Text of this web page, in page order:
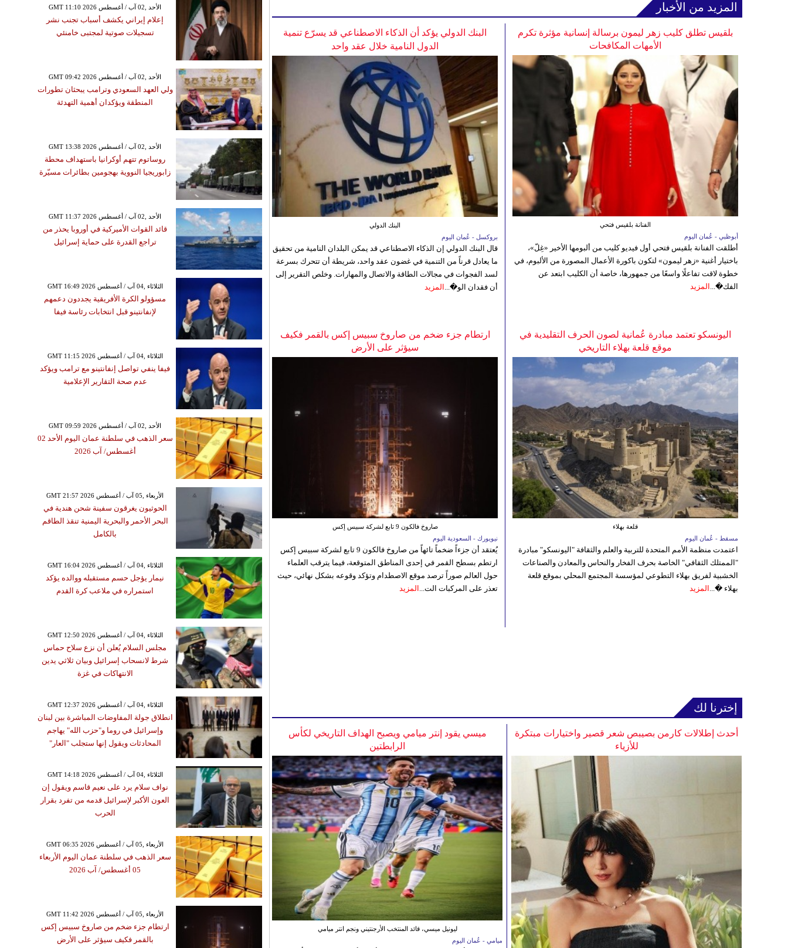
المزيد من الأخبار
البنك الدولي يؤكد أن الذكاء الاصطناعي قد يسرّع تنمية
الدول النامية خلال عقد واحد
البنك الدولي
بروكسل - عُمان اليوم
قال البنك الدولي إن الذكاء الاصطناعي قد يمكن البلدان النامية من تحقيق
ما يعادل قرناً من التنمية في غضون عقد واحد، شريطة أن تتحرك بسرعة
لسد الفجوات في مجالات الطاقة والاتصال والمهارات. وخلص التقرير إلى
أن فقدان الو�... المزيد
بلقيس تطلق كليب زهر ليمون برسالة إنسانية مؤثرة تكرم
الأمهات المكافحات
الفنانة بلقيس فتحي
أبوظبي - عُمان اليوم
أطلقت الفنانة بلقيس فتحي أول فيديو كليب من ألبومها الأخير «غِلّ»،
باختيار أغنية «زهر ليمون» لتكون باكورة الأعمال المصورة من الألبوم، في
خطوة لاقت تفاعلًا واسعًا من جمهورها، خاصة أن الكليب ابتعد عن
الفك�... المزيد
ارتطام جزء ضخم من صاروخ سبيس إكس بالقمر فكيف
سيؤثر على الأرض
صاروخ فالكون 9 تابع لشركة سبيس إكس
نيويورك - السعودية اليوم
يُعتقد أن جزءاً ضخماً تائهاً من صاروخ فالكون 9 تابع لشركة سبيس إكس
ارتطم بسطح القمر في إحدى المناطق المتوقعة، فيما يترقب العلماء
حول العالم صوراً ترصد موقع الاصطدام وتؤكد وقوعه بشكل نهائي، حيث
تعذر على المركبات الت... المزيد
اليونسكو تعتمد مبادرة عُمانية لصون الحرف التقليدية في
موقع قلعة بهلاء التاريخي
قلعة بهلاء
مسقط - عُمان اليوم
اعتمدت منظمة الأمم المتحدة للتربية والعلم والثقافة "اليونسكو" مبادرة
"الممتلك الثقافي" الخاصة بحرف الفخار والنحاس والمعادن والصناعات
الخشبية لفريق بهلاء التطوعي لمؤسسة المجتمع المحلي بموقع قلعة
بهلاء �... المزيد
إخترنا لك
ميسي يقود إنتر ميامي ويصبح الهداف التاريخي لكأس
الرابطتين
ليونيل ميسي، قائد المنتخب الأرجنتيني ونجم انتر ميامي
ميامي - عُمان اليوم
أحدث إطلالات كارمن بصيبص شعر قصير واختيارات مبتكرة
للأزياء
GMT 11:10 2026 الأحد ,02 آب / أغسطس
إعلام إيراني يكشف أسباب تجنب نشر
تسجيلات صوتية لمجتبى خامنئي
GMT 09:42 2026 الأحد ,02 آب / أغسطس
ولي العهد السعودي وترامب يبحثان تطورات
المنطقة ويؤكدان أهمية التهدئة
GMT 13:38 2026 الأحد ,02 آب / أغسطس
روساتوم تتهم أوكرانيا باستهداف محطة
زابوريجيا النووية بهجومين بطائرات مسيّرة
GMT 11:37 2026 الأحد ,02 آب / أغسطس
قائد القوات الأميركية في أوروبا يحذر من
تراجع القدرة على حماية إسرائيل
GMT 16:49 2026 الثلاثاء ,04 آب / أغسطس
مسؤولو الكرة الأفريقية يجددون دعمهم
لإنفانتينو قبل انتخابات رئاسة فيفا
GMT 11:15 2026 الثلاثاء ,04 آب / أغسطس
فيفا ينفي تواصل إنفانتينو مع ترامب ويؤكد
عدم صحة التقارير الإعلامية
GMT 09:59 2026 الأحد ,02 آب / أغسطس
سعر الذهب في سلطنة عمان اليوم الأحد 02
أغسطس/ آب 2026
GMT 21:57 2026 الأربعاء ,05 آب / أغسطس
الحوثيون يغرقون سفينة شحن هندية في
البحر الأحمر والبحرية اليمنية تنقذ الطاقم
بالكامل
GMT 16:04 2026 الثلاثاء ,04 آب / أغسطس
نيمار يؤجل حسم مستقبله ووالده يؤكد
استمراره في ملاعب كرة القدم
GMT 12:50 2026 الثلاثاء ,04 آب / أغسطس
مجلس السلام يُعلن أن نزع سلاح حماس
شرط لانسحاب إسرائيل وبيان ثلاثي يدين
الانتهاكات في غزة
GMT 12:37 2026 الثلاثاء ,04 آب / أغسطس
انطلاق جولة المفاوضات المباشرة بين لبنان
وإسرائيل في روما و"حزب الله" يهاجم
المحادثات ويقول إنها ستجلب "العار"
GMT 14:18 2026 الثلاثاء ,04 آب / أغسطس
نواف سلام يرد على نعيم قاسم ويقول إن
العون الأكبر لإسرائيل قدمه من تفرد بقرار
الحرب
GMT 06:35 2026 الأربعاء ,05 آب / أغسطس
سعر الذهب في سلطنة عمان اليوم الأربعاء
05 أغسطس/ آب 2026
GMT 11:42 2026 الأربعاء ,05 آب / أغسطس
ارتطام جزء ضخم من صاروخ سبيس إكس
بالقمر فكيف سيؤثر على الأرض